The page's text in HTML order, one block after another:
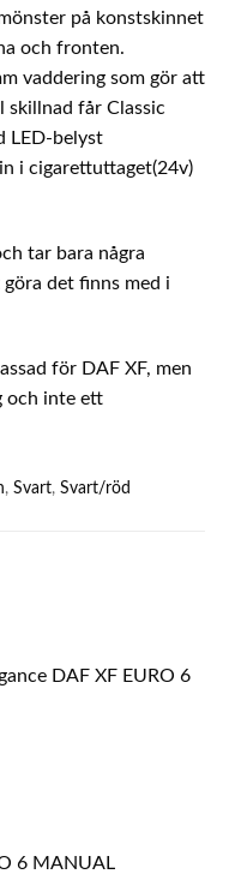
på konstskinnet
och fronten.
vaddering som gör att
skillnad får Classic
LED-belyst
i cigarettuttaget(24v)
tar bara några
det finns med i
för DAF XF, men
och inte ett
,Svart,Svart/röd
DAF XF EURO 6
6 MANUAL